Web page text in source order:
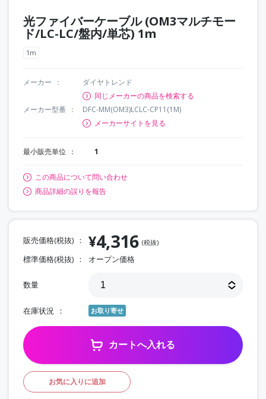
光ファイバーケーブル (OM3マルチモー
ド/LC-LC/盤内/単芯) 1m
1m
メーカー
ダイヤトレンド
同じメーカーの商品を検索する
メーカー型番
DFC-MM(OM3)LCLC-CP11(1M)
メーカーサイトを見る
最小販売単位 1
この商品について問い合わせ
商品詳細の誤りを報告
販売価格(税抜) ¥4,316 (税抜)
標準価格(税抜) オープン価格
数量
在庫状況 お取り寄せ
カートへ入れる
お気に入りに追加